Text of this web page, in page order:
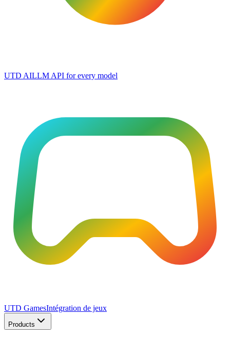
UTD AILLM API for every model
UTD GamesIntégration de jeux
Products